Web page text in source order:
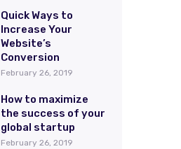
Quick Ways to
Increase Your
Website’s
Conversion
February 26, 2019
How to maximize
the success of your
global startup
February 26, 2019